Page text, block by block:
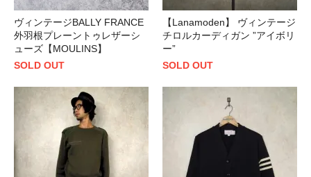
ヴィンテージBALLY FRANCE
外羽根プレーントゥレザーシ
ューズ【MOULINS】
SOLD OUT
【Lanamoden】 ヴィンテージ
チロルカーディガン ”アイボリ
ー”
SOLD OUT